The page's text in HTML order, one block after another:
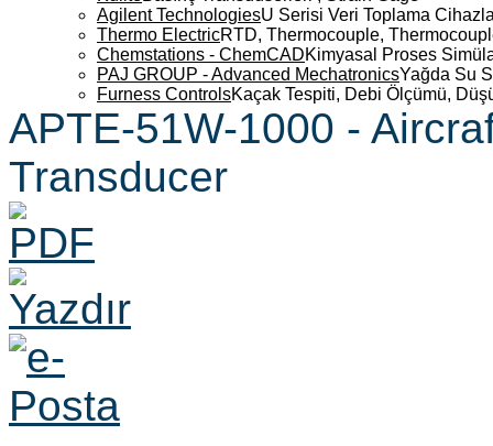
Agilent TechnologiesU Serisi Veri Toplama
Thermo ElectricRTD, Thermocouple,
Chemstations - ChemCADKimyasal Proses
PAJ GROUP - Advanced MechatronicsYağda Su
Furness ControlsKaçak Tespiti, Debi Ölçümü,
APTE-51W-1000 -
Transducer